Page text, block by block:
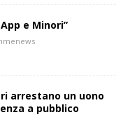
e Minori”
arrestano un uono
a pubblico